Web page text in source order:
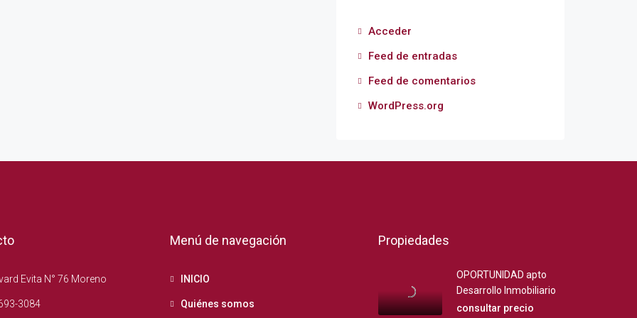
Acceder
Feed de entradas
Feed de comentarios
WordPress.org
Evita N° 76 Moreno
3084
Menú de navegación
INICIO
Quiénes somos
Propiedades
OPORTUNIDAD apto
Desarrollo Inmobiliario
consultar precio